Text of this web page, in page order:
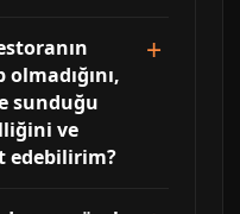
sunduğu
ve
edebilirim?